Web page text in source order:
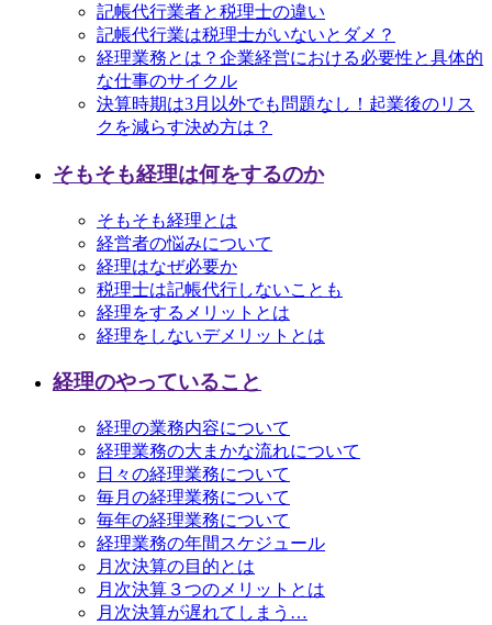
記帳代行業者と税理士の違い
記帳代行業は税理士がいないとダメ？
経理業務とは？企業経営における必要性と具体的
な仕事のサイクル
決算時期は3月以外でも問題なし！起業後のリス
クを減らす決め方は？
そもそも経理は何をするのか
そもそも経理とは
経営者の悩みについて
経理はなぜ必要か
税理士は記帳代行しないことも
経理をするメリットとは
経理をしないデメリットとは
経理のやっていること
経理の業務内容について
経理業務の大まかな流れについて
日々の経理業務について
毎月の経理業務について
毎年の経理業務について
経理業務の年間スケジュール
月次決算の目的とは
月次決算３つのメリットとは
月次決算が遅れてしまう…